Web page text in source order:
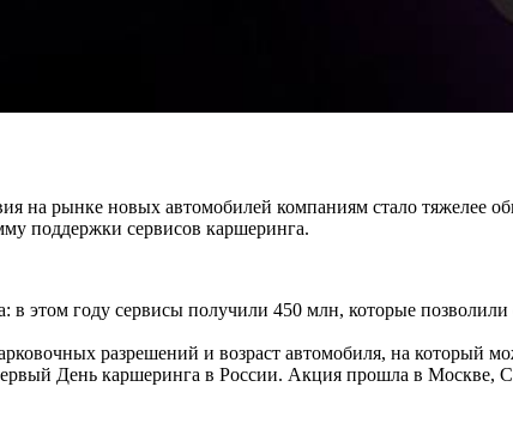
на рынке новых автомобилей компаниям стало тяжелее
поддержки сервисов каршеринга.
в этом году сервисы получили 450 млн, которые
разрешений и возраст автомобиля, на который
День каршеринга в России. Акция прошла в Москве,